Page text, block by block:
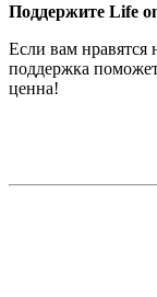
Поддержите Life
Если вам
поддержка
ценна!